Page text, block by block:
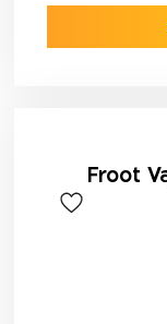
Froot